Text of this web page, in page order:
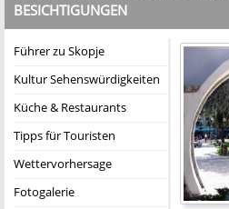
BESICHTIGUNGEN
Führer zu Skopje
Kultur Sehenswürdigkeiten
Küche & Restaurants
Tipps für Touristen
Wettervorhersage
Fotogalerie